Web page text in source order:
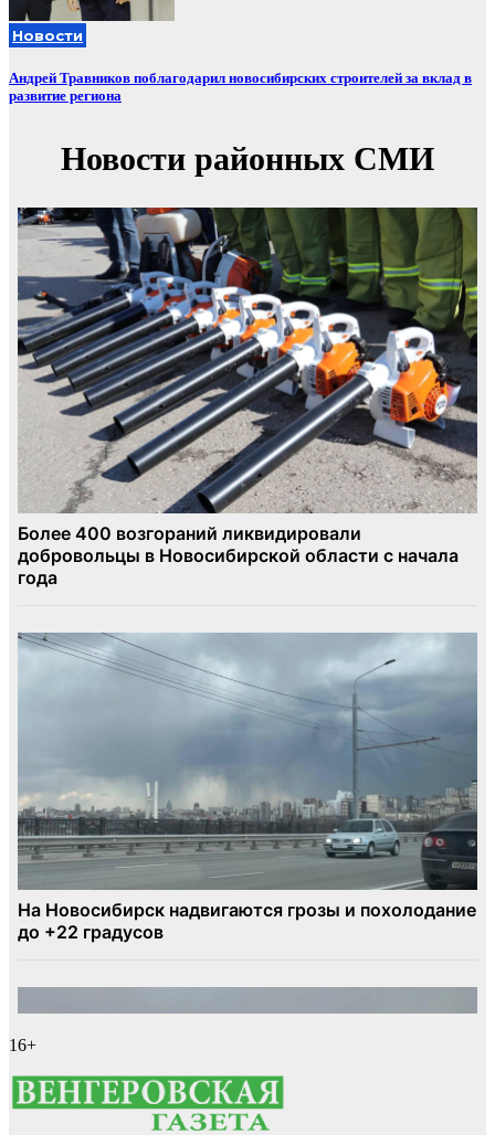
Новости
Андрей Травников поблагодарил новосибирских строителей за вклад в
развитие региона
16+